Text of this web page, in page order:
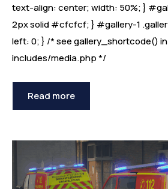
text-align: center; width: 50%; }
2px solid #cfcfcf; } #gallery-1
left: 0; } /* see gallery_shortcode()
includes/media.php */
Read more